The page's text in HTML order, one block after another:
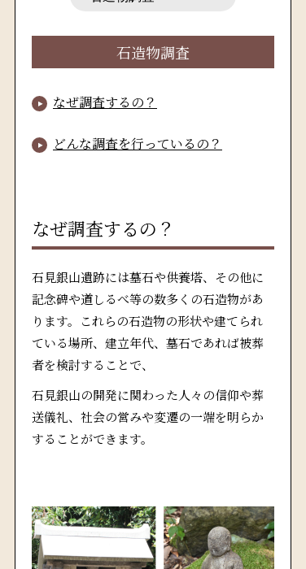
石造物調査
なぜ調査するの？
どんな調査を行っているの？
なぜ調査するの？
石見銀山遺跡には墓石や供養塔、その他に
記念碑や道しるべ等の数多くの石造物があ
ります。これらの石造物の形状や建てられ
ている場所、建立年代、墓石であれば被葬
者を検討することで、
石見銀山の開発に関わった人々の信仰や葬
送儀礼、社会の営みや変遷の一端を明らか
することができます。